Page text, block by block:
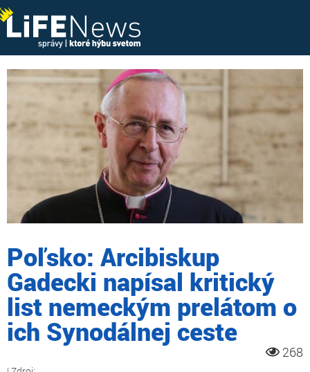
Poľsko: Arcibiskup
Gadecki napísal kritický
list nemeckým prelátom o
ich Synodálnej ceste
268